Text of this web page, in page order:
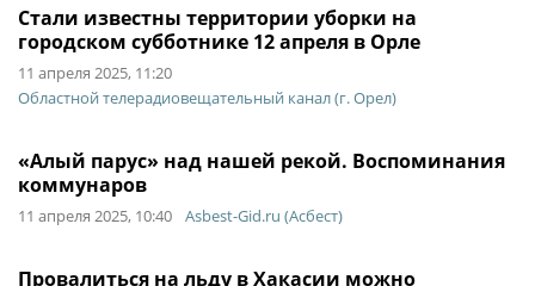
Стали известны территории уборки на
городском субботнике 12 апреля в Орле
11 апреля 2025, 11:20
Областной телерадиовещательный канал (г. Орел)
«Алый парус» над нашей рекой. Воспоминания
коммунаров
11 апреля 2025, 10:40 Asbest-Gid.ru (Асбест)
Провалиться на льду в Хакасии можно